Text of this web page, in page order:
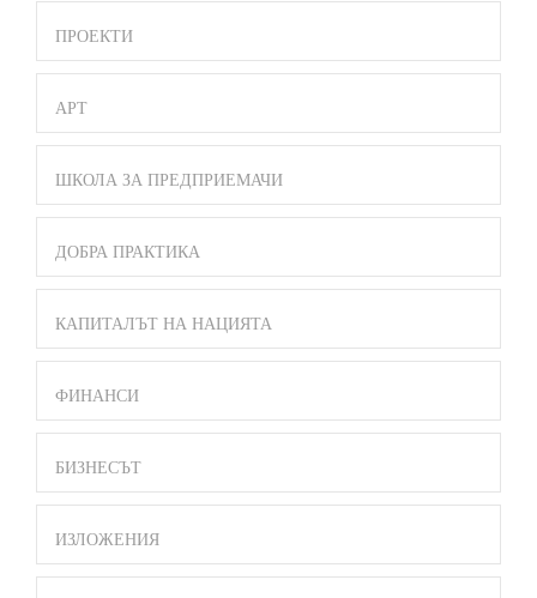
ПРОЕКТИ
АРТ
ШКОЛА ЗА ПРЕДПРИЕМАЧИ
ДОБРА ПРАКТИКА
КАПИТАЛЪТ НА НАЦИЯТА
ФИНАНСИ
БИЗНЕСЪТ
ИЗЛОЖЕНИЯ